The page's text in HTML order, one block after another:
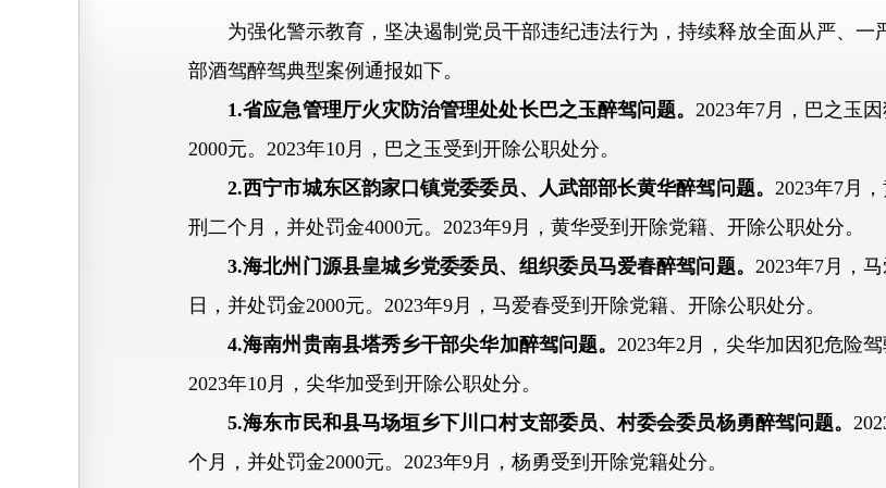
为强化警示教育，坚决遏制党员干部违纪违法行为，持续释放全面从严、一
部酒驾醉驾典型案例通报如下。
1.省应急管理厅火灾防治管理处处长巴之玉醉驾问题。2023年7月，巴之玉
2000元。2023年10月，巴之玉受到开除公职处分。
2.西宁市城东区韵家口镇党委委员、人武部部长黄华醉驾问题。 2023年7月
刑二个月，并处罚金4000元。2023年9月，黄华受到开除党籍、开除公职处分。
3.海北州门源县皇城乡党委委员、组织委员马爱春醉驾问题。 2023年7月，
日，并处罚金2000元。2023年9月，马爱春受到开除党籍、开除公职处分。
4.海南州贵南县塔秀乡干部尖华加醉驾问题。2023年2月，尖华加因犯危险
2023年10月，尖华加受到开除公职处分。
5.海东市民和县马场垣乡下川口村支部委员、村委会委员杨勇醉驾问题。
个月，并处罚金2000元。2023年9月，杨勇受到开除党籍处分。